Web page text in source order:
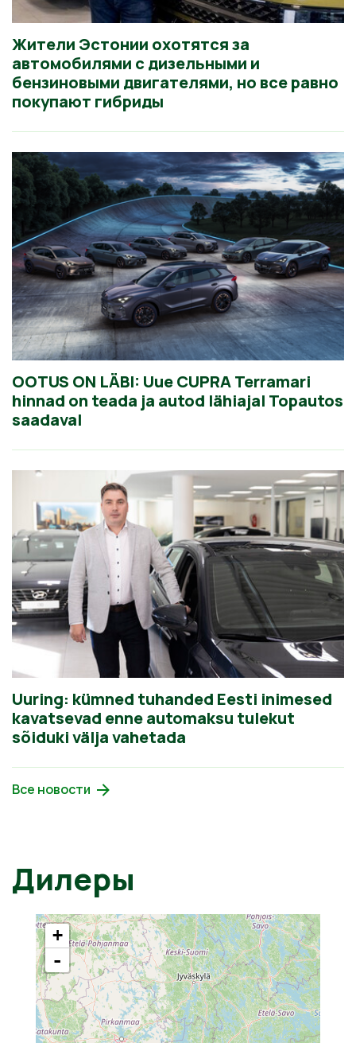
Жители Эстонии охотятся за
автомобилями с дизельными и
бензиновыми двигателями, но все равно
покупают гибриды
OOTUS ON LÄBI: Uue CUPRA Terramari
hinnad on teada ja autod lähiajal Topautos
saadaval
Uuring: kümned tuhanded Eesti inimesed
kavatsevad enne automaksu tulekut
sõiduki välja vahetada
Все новости
Дилеры
+
-